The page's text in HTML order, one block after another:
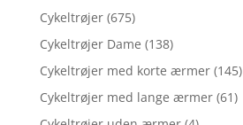
Cykeltrøjer (675)
Cykeltrøjer Dame (138)
Cykeltrøjer med korte ærmer (145)
Cykeltrøjer med lange ærmer (61)